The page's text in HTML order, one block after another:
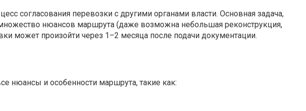
согласования перевозки с другими органами власти. Основная задача,
нюансов маршрута (даже возможна небольшая реконструкция,
может произойти через 1–2 месяца после подачи документации.
нюансы и особенности маршрута, такие как: